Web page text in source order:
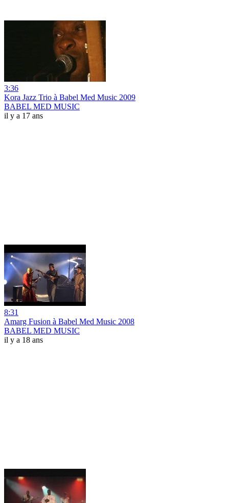
3:36
Kora Jazz Trio à Babel Med Music 2009
BABEL MED MUSIC
il y a 17 ans
8:31
Amarg Fusion à Babel Med Music 2008
BABEL MED MUSIC
il y a 18 ans